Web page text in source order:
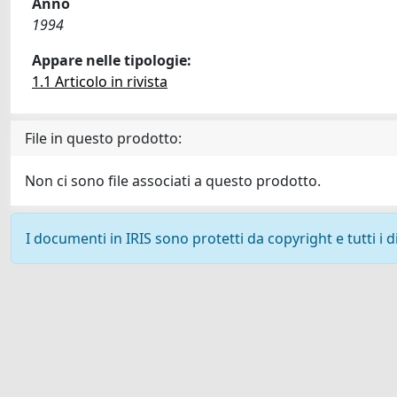
1994
Appare nelle tipologie:
1.1 Articolo in rivista
File in questo prodotto:
Non ci sono file associati a questo prodotto.
I documenti in IRIS sono protetti da copyright e tutti i